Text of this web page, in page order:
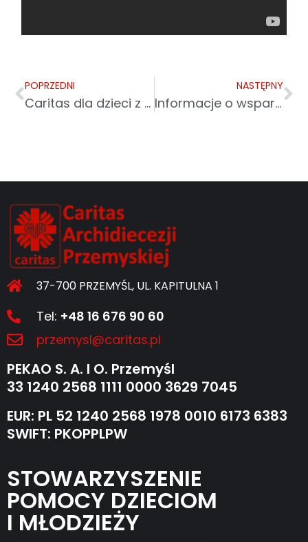
POPRZEDNI
Caritas dla dzieci z Ukrainy
NASTĘPNY
Informacje o wsparciu psychologicznym i prawnym dla wolontariuszy
37-700 PRZEMYŚL, UL. KAPITULNA 1
Tel: +48 16 676 90 60
przemysl@caritas.pl
PEKAO S. A. I O. Przemyśl
33 1240 2568 1111 0000 3629 7045
EUR: PL 52 1240 2568 1978 0010 6173 6383
SWIFT: PKOPPLPW
STOWARZYSZENIE
POMOCY DZIECIOM
I MŁODZIEŻY